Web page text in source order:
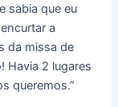
sabia que eu
a
da missa de
Havia 2 lugares
queremos.”